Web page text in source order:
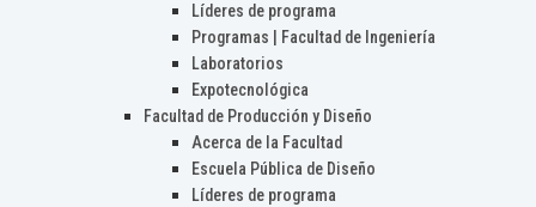
Líderes de programa
Programas | Facultad de Ingeniería
Laboratorios
Expotecnológica
Facultad de Producción y Diseño
Acerca de la Facultad
Escuela Pública de Diseño
Líderes de programa